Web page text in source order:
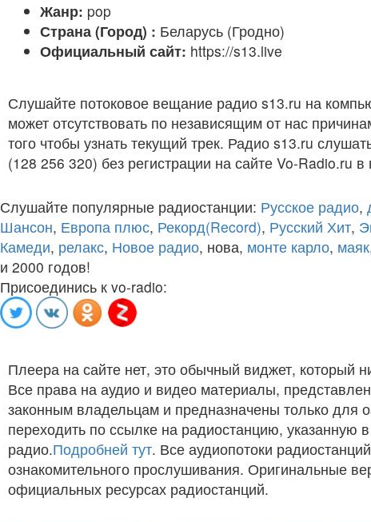
Жанр: pop
Страна (Город) : Беларусь (Гродно)
Официальный сайт: https://s13.live
Слушайте потоковое вещание радио s13.ru на
может отсутствовать по независящим от нас
того чтобы узнать текущий трек. Радио s13.ru
(128 256 320) без регистрации на сайте Vo-Radio.ru
Слушайте популярные радиостанции: Русское радио,
Шансон, Европа плюс, Рекорд(Record), Русский Хит,
Камеди, релакс, Новое радио, нова, монте карло, маяк
и 2000 годов!
Присоединись к vo-radio:
Плеера на сайте нет, это обычный виджет, который
Все права на аудио и видео материалы,
законным владельцам и предназначены только для
переходить по ссылке на радиостанцию, указанную
радио.Подробней тут. Все аудиопотоки
ознакомительного прослушивания. Оригинальные
официальных ресурсах радиостанций.